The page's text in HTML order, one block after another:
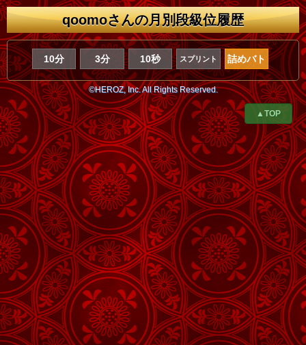
qoomoさんの月別段級位履歴
10分 3分 10秒 スプリント 詰めバト
©HEROZ, Inc. All Rights Reserved.
▲TOP